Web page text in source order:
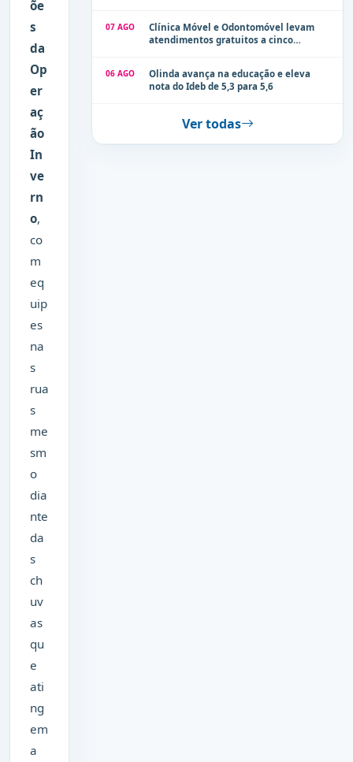
õe
s
da
Op
er
aç
ão
In
ve
rn
o,
co
m
eq
uip
es
na
s
rua
s
me
sm
o
dia
nte
da
s
ch
uv
as
qu
e
ati
ng
em
a
07 AGO
Clínica Móvel e Odontomóvel levam
atendimentos gratuitos a cinco
06 AGO
Olinda avança na educação e eleva
nota do Ideb de 5,3 para 5,6
Ver todas